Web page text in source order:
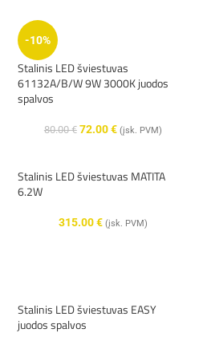
-10%
Stalinis LED šviestuvas
61132A/B/W 9W 3000K juodos
spalvos
80.00€ 72.00€ (įsk. PVM)
Stalinis LED šviestuvas MATITA
6.2W
315.00€ (įsk. PVM)
Stalinis LED šviestuvas EASY
juodos spalvos